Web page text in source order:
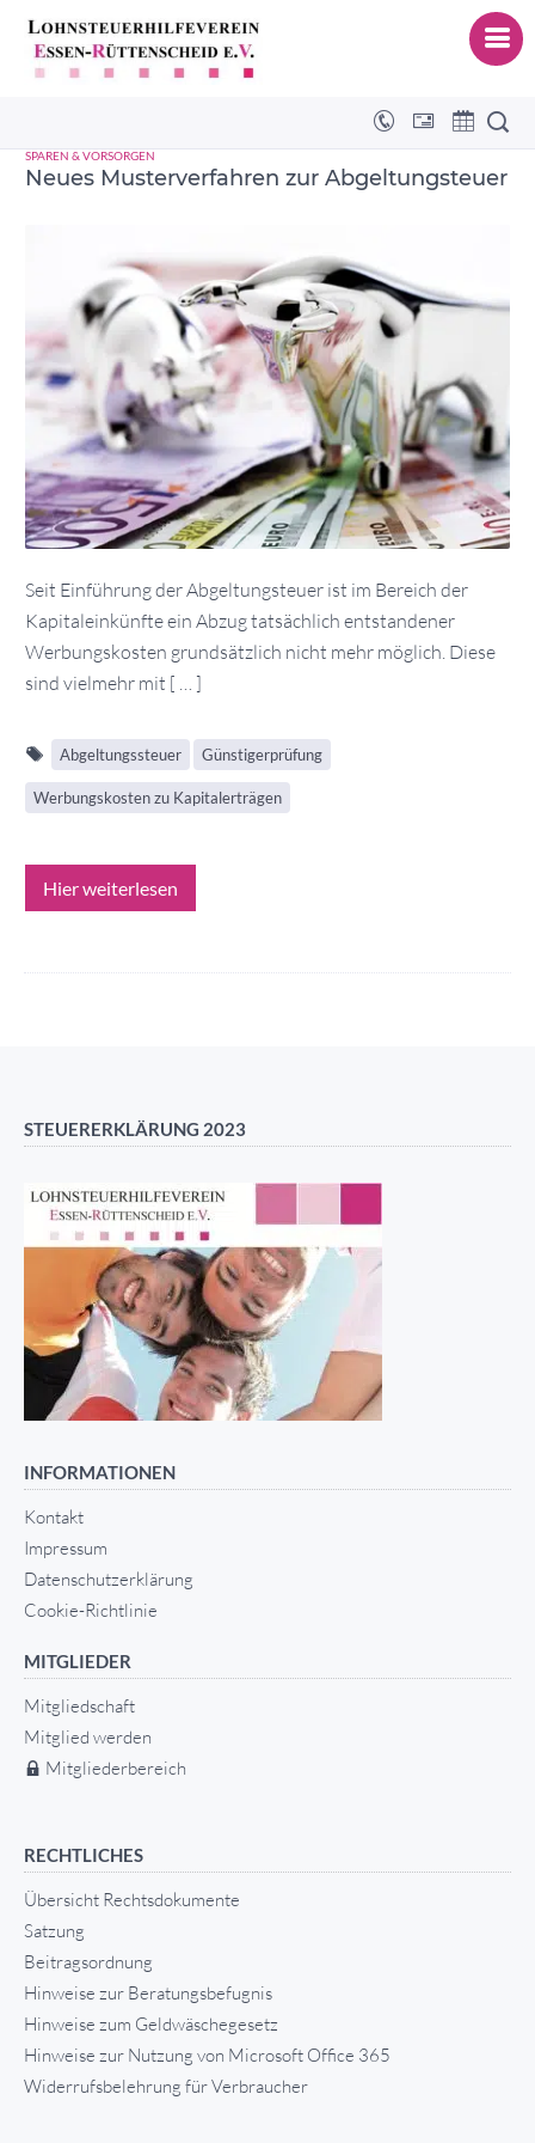
Werbungskosten zu Kapitalerträgen
SPAREN & VORSORGEN
Neues Musterverfahren zur Abgeltungsteuer
Seit Einführung der Abgeltungsteuer ist im Bereich der
Kapitaleinkünfte ein Abzug tatsächlich entstandener
Werbungskosten grundsätzlich nicht mehr möglich. Diese
sind vielmehr mit [ … ]
Abgeltungssteuer Günstigerprüfung
Werbungskosten zu Kapitalerträgen
Hier weiterlesen
STEUERERKLÄRUNG 2023
INFORMATIONEN
Kontakt
Impressum
Datenschutzerklärung
Cookie-Richtlinie
MITGLIEDER
Mitgliedschaft
Mitglied werden
Mitgliederbereich
RECHTLICHES
Übersicht Rechtsdokumente
Satzung
Beitragsordnung
Hinweise zur Beratungsbefugnis
Hinweise zum Geldwäschegesetz
Hinweise zur Nutzung von Microsoft Office 365
Widerrufsbelehrung für Verbraucher